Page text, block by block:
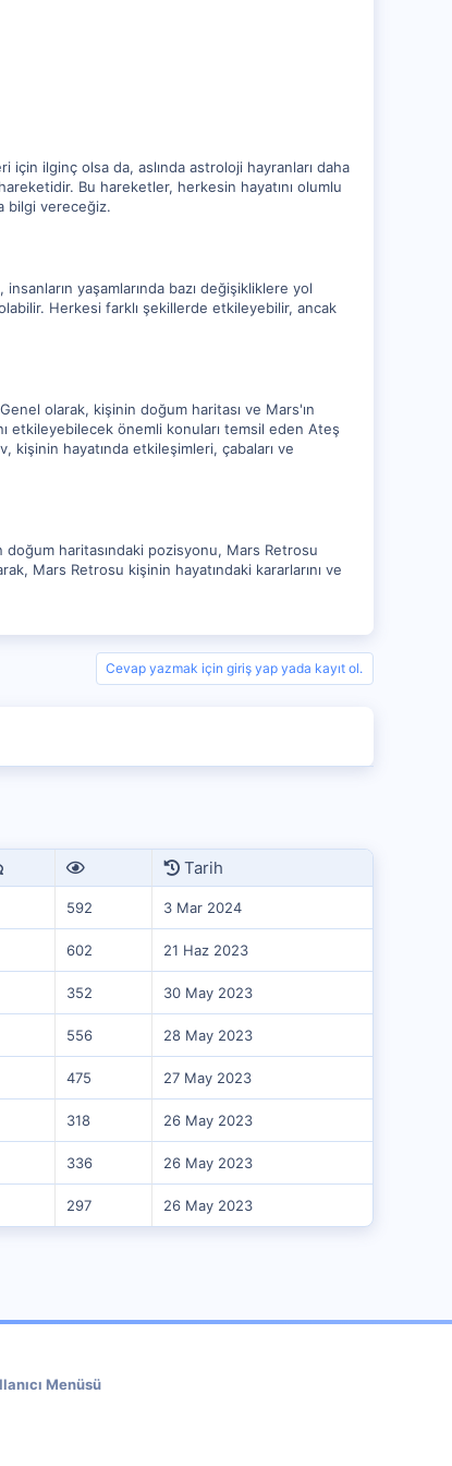
ilginç olsa da, aslında astroloji hayranları daha
Bu hareketler, herkesin hayatını olumlu
bilgi vereceğiz.
yaşamlarında bazı değişikliklere yol
Herkesi farklı şekillerde etkileyebilir, ancak
olarak, kişinin doğum haritası ve Mars'ın
etkileyebilecek önemli konuları temsil eden Ateş
kişinin hayatında etkileşimleri, çabaları ve
doğum haritasındaki pozisyonu, Mars Retrosu
Mars Retrosu kişinin hayatındaki kararlarını ve
Cevap yazmak için giriş yap yada kayıt ol.
Tarih
592 3 Mar 2024
602 21 Haz 2023
352 30 May 2023
556 28 May 2023
475 27 May 2023
318 26 May 2023
336 26 May 2023
297 26 May 2023
Menüsü